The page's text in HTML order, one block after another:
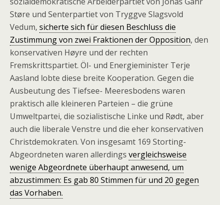
Støre und Senterpartiet von Tryggve Slagsvold
Vedum, sicherte sich für diesen Beschluss die
Zustimmung von zwei Fraktionen der Opposition, den
konservativen Høyre und der rechten
Fremskrittspartiet. Öl- und Energieminister Terje
Aasland lobte diese breite Kooperation. Gegen die
Ausbeutung des Tiefsee- Meeresbodens waren
praktisch alle kleineren Parteien – die grüne
Umweltpartei, die sozialistische Linke und Rødt, aber
auch die liberale Venstre und die eher konservativen
Christdemokraten. Von insgesamt 169 Storting-
Abgeordneten waren allerdings vergleichsweise
wenige Abgeordnete überhaupt anwesend, um
abzustimmen: Es gab 80 Stimmen für und 20 gegen
das Vorhaben.